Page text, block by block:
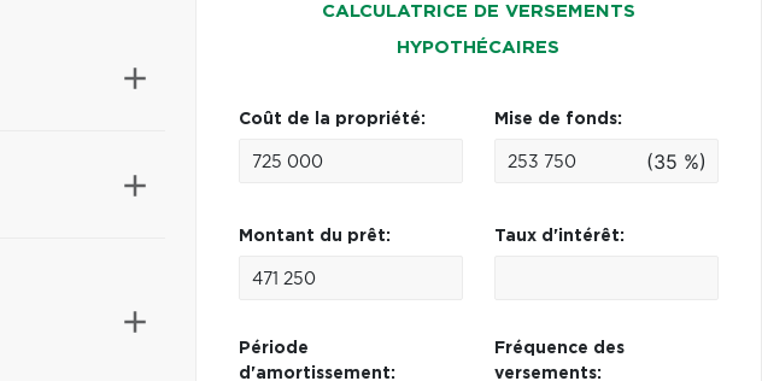
CALCULATRICE DE VERSEMENTS
HYPOTHÉCAIRES
Coût de la propriété: Mise de fonds:
(35 %)
Montant du prêt: Taux d'intérêt:
Période
d'amortissement:
Fréquence des
versements: